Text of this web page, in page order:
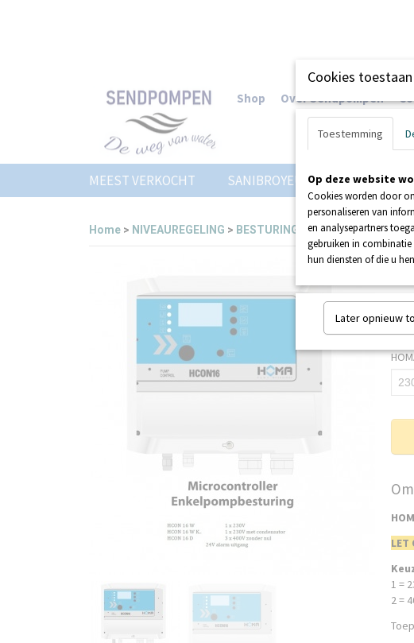
Shop Over Sendpompen
MEEST VERKOCHT SANIBROYEUR ZEHNDER
Home > NIVEAUREGELING > BESTURING >HOMA HCON 16
1 =
2 =
Cookies
Toestemming
Op deze website
Cookies worden door
personaliseren van
en analysepartners
gebruiken in combinatie
hun diensten of die u
Later opnieuw